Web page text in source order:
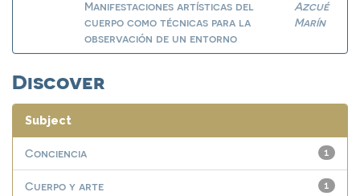
Manifestaciones artísticas del
cuerpo como técnicas para la
observación de un entorno
Azcué
Marín
Discover
Subject
1
Conciencia
1
Cuerpo y arte